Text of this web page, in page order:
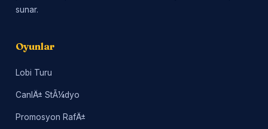
sunar.
Oyunlar
Lobi Turu
CanlÄ± StÃ¼dyo
Promosyon RafÄ±